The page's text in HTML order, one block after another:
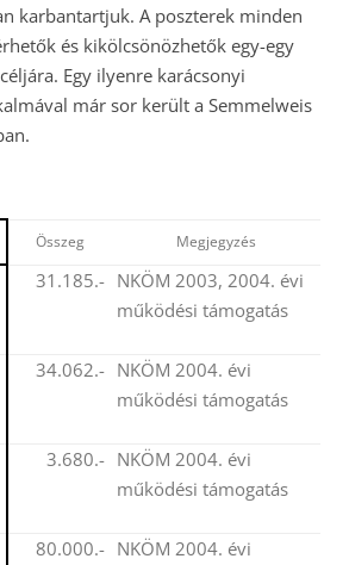
karbantartjuk. A poszterek minden
és kikölcsönözhetők egy-egy
Egy ilyenre karácsonyi
már sor került a Semmelweis
Összeg Megjegyzés
31.185.- NKÖM 2003, 2004. évi
működési támogatás
34.062.- NKÖM 2004. évi
működési támogatás
3.680.- NKÖM 2004. évi
működési támogatás
80.000.- NKÖM 2004. évi